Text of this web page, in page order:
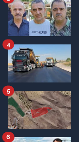
4
5
6